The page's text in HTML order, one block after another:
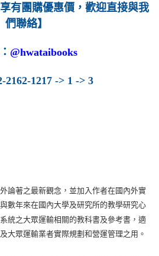
有團購優惠價，歡迎直接與我
們聯絡】
： @hwataibooks
2162-1217 -> 1 -> 3
論著之最新觀念，並加入作者在國內外實
數年來在國內大學及研究所的教學研究心
統之大眾運輸相關的教科書及參考書，適
大眾運輸業者實際規劃和營運管理之用。